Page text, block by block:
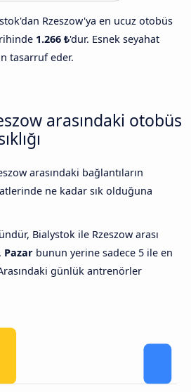
Rzeszow'ya en ucuz otobüs
1.266 ₺'dur. Esnek seyahat
tasarruf eder.
arasındaki otobüs
arasındaki bağlantıların
ne kadar sık olduğuna
Bialystok ile Rzeszow arası
Pazar bunun yerine sadece 5 ile en
günlük antrenörler